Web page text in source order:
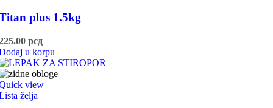
plus 1.5kg
рсд
u korpu
view
želja